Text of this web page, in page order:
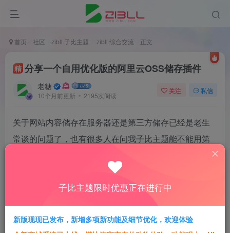
首页 社区 zibll 子比主题 zibll 综合交流 正文
精 分享一个自用优化版的阿里云OSS储存插件
老糖
10个月前更新 2195次阅读
关注 私信
关于网站内容储存在服务器还是第三方储存已经是老生
常谈的问题了，也有很多人在问我子比主题能不能用第
子比主题支持所有第三方储存，COS/OSS等都支持
常见的第三方储存都有十分成熟的插件，在wp后台
的插件中心搜索安装即可
子比主题限时优惠正在进行中
新版现现已发布，新增多项新功能及细节优化，欢迎体验